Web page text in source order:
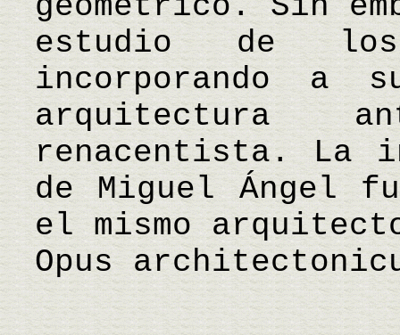
estudio de los
incorporando a
renacentista. La
de Miguel Ángel
el mismo
Opus